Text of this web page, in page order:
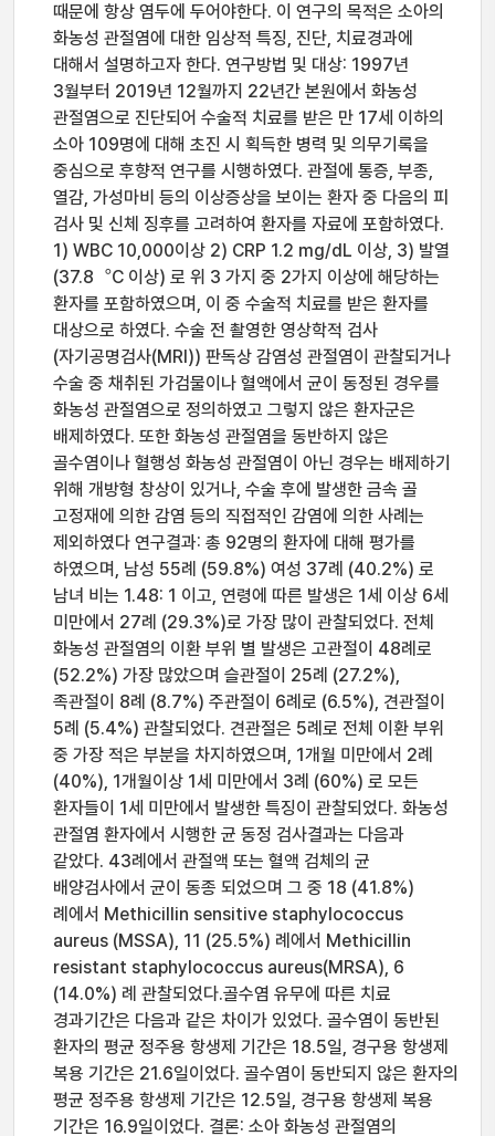
때문에 항상 염두에 두어야한다. 이 연구의 목적은 소아의
화농성 관절염에 대한 임상적 특징, 진단, 치료경과에
대해서 설명하고자 한다. 연구방법 및 대상: 1997년
3월부터 2019년 12월까지 22년간 본원에서 화농성
관절염으로 진단되어 수술적 치료를 받은 만 17세 이하의
소아 109명에 대해 초진 시 획득한 병력 및 의무기록을
중심으로 후향적 연구를 시행하였다. 관절에 통증, 부종,
열감, 가성마비 등의 이상증상을 보이는 환자 중 다음의 피
검사 및 신체 징후를 고려하여 환자를 자료에 포함하였다.
1) WBC 10,000이상 2) CRP 1.2 mg/dL 이상, 3) 발열
(37.8︒C 이상) 로 위 3 가지 중 2가지 이상에 해당하는
환자를 포함하였으며, 이 중 수술적 치료를 받은 환자를
대상으로 하였다. 수술 전 촬영한 영상학적 검사
(자기공명검사(MRI)) 판독상 감염성 관절염이 관찰되거나
수술 중 채취된 가검물이나 혈액에서 균이 동정된 경우를
화농성 관절염으로 정의하였고 그렇지 않은 환자군은
배제하였다. 또한 화농성 관절염을 동반하지 않은
골수염이나 혈행성 화농성 관절염이 아닌 경우는 배제하기
위해 개방형 창상이 있거나, 수술 후에 발생한 금속 골
고정재에 의한 감염 등의 직접적인 감염에 의한 사례는
제외하였다 연구결과: 총 92명의 환자에 대해 평가를
하였으며, 남성 55례 (59.8%) 여성 37례 (40.2%) 로
남녀 비는 1.48: 1 이고, 연령에 따른 발생은 1세 이상 6세
미만에서 27례 (29.3%)로 가장 많이 관찰되었다. 전체
화농성 관절염의 이환 부위 별 발생은 고관절이 48례로
(52.2%) 가장 많았으며 슬관절이 25례 (27.2%),
족관절이 8례 (8.7%) 주관절이 6례로 (6.5%), 견관절이
5례 (5.4%) 관찰되었다. 견관절은 5례로 전체 이환 부위
중 가장 적은 부분을 차지하였으며, 1개월 미만에서 2례
(40%), 1개월이상 1세 미만에서 3례 (60%) 로 모든
환자들이 1세 미만에서 발생한 특징이 관찰되었다. 화농성
관절염 환자에서 시행한 균 동정 검사결과는 다음과
같았다. 43례에서 관절액 또는 혈액 검체의 균
배양검사에서 균이 동종 되었으며 그 중 18 (41.8%)
례에서 Methicillin sensitive staphylococcus
aureus (MSSA), 11 (25.5%) 례에서 Methicillin
resistant staphylococcus aureus(MRSA), 6
(14.0%) 례 관찰되었다.골수염 유무에 따른 치료
경과기간은 다음과 같은 차이가 있었다. 골수염이 동반된
환자의 평균 정주용 항생제 기간은 18.5일, 경구용 항생제
복용 기간은 21.6일이었다. 골수염이 동반되지 않은 환자의
평균 정주용 항생제 기간은 12.5일, 경구용 항생제 복용
기간은 16.9일이었다. 결론: 소아 화농성 관절염의